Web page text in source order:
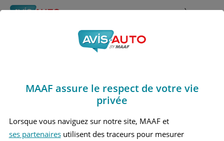
Rechercher À propos
Obtenir un devis d'assurance auto MAAF
Avis Mini Mini 2 Berline
(2001 - 2008)
MAAF assure le respect de votre vie
privée
Lorsque vous naviguez sur notre site, MAAF et
ses partenairesutilisent des traceurs pour mesurer